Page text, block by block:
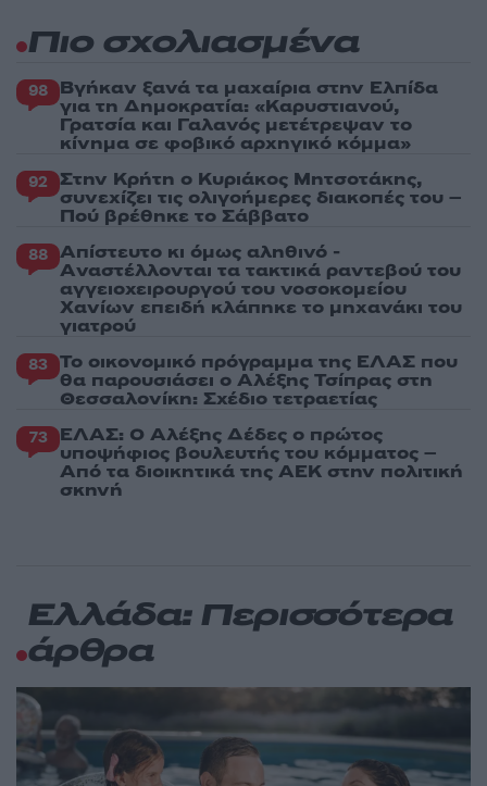
Πιο σχολιασμένα
98 Βγήκαν ξανά τα μαχαίρια στην Ελπίδα
για τη Δημοκρατία: «Καρυστιανού,
Γρατσία και Γαλανός μετέτρεψαν το
κίνημα σε φοβικό αρχηγικό κόμμα»
92 Στην Κρήτη ο Κυριάκος Μητσοτάκης,
συνεχίζει τις ολιγοήμερες διακοπές του –
Πού βρέθηκε το Σάββατο
88 Απίστευτο κι όμως αληθινό -
Aναστέλλονται τα τακτικά ραντεβού του
αγγειοχειρουργού του νοσοκομείου
Χανίων επειδή κλάπηκε το μηχανάκι του
γιατρού
83 Το οικονομικό πρόγραμμα της ΕΛΑΣ που
θα παρουσιάσει ο Αλέξης Τσίπρας στη
Θεσσαλονίκη: Σχέδιο τετραετίας
73 ΕΛΑΣ: Ο Αλέξης Δέδες ο πρώτος
υποψήφιος βουλευτής του κόμματος –
Από τα διοικητικά της ΑΕΚ στην πολιτική
σκηνή
Ελλάδα: Περισσότερα
άρθρα